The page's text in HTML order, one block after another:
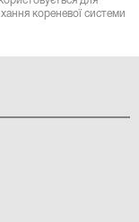
кореневої системи